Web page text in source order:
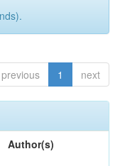
previous 1 next
Author(s)